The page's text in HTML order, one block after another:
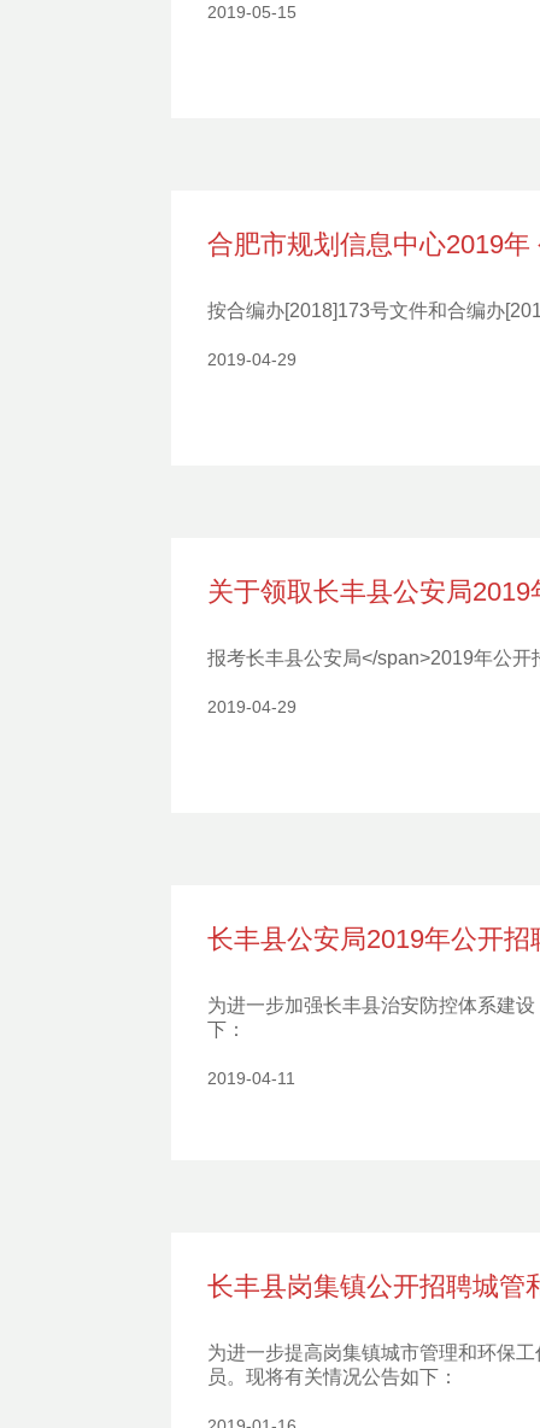
2019-05-15
合肥市规划信息中心2019
按合编办[2018]173号文件和合编办
2019-04-29
关于领取长丰县公安局
报考长丰县公安局</span>2019年公开
2019-04-29
长丰县公安局2019年公开
为进一步加强长丰县治安防控体系建
下：
2019-04-11
长丰县岗集镇公开招聘城管
为进一步提高岗集镇城市管理和环保
员。现将有关情况公告如下：